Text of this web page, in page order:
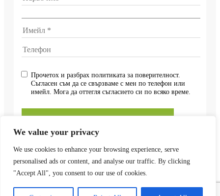
We value your privacy
We use cookies to enhance your browsing experience, serve
personalised ads or content, and analyse our traffic. By clicking
"Accept All", you consent to our use of cookies.
Прочетох и разбрах политиката за поверителност.
Съгласен съм да се свързваме с мен по телефон или
имейл. Мога да оттегля съгласието си по всяко време.